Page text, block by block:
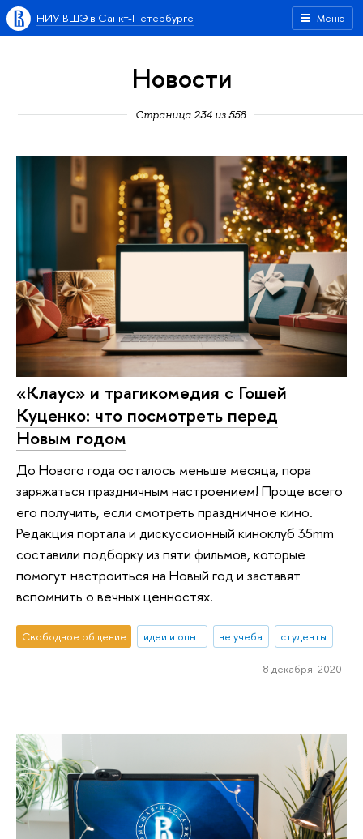
Меню
НИУ ВШЭ в Санкт-Петербурге
Новости
Страница 234 из 558
«Клаус» и трагикомедия с Гошей
Куценко: что посмотреть перед
Новым годом
До Нового года осталось меньше месяца, пора
заряжаться праздничным настроением! Проще всего
его получить, если смотреть праздничное кино.
Редакция портала и дискуссионный киноклуб 35mm
составили подборку из пяти фильмов, которые
помогут настроиться на Новый год и заставят
вспомнить о вечных ценностях.
Свободное общение идеи и опыт не учеба студенты
8 декабря 2020